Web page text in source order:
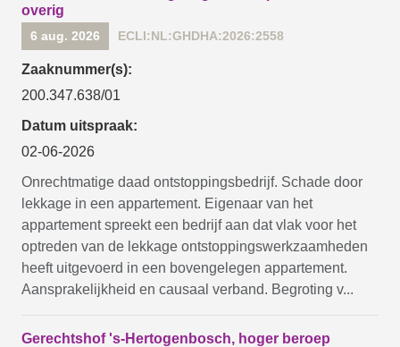
overig
6 aug. 2026 ECLI:NL:GHDHA:2026:2558
Zaaknummer(s):
200.347.638/01
Datum uitspraak:
02-06-2026
Onrechtmatige daad ontstoppingsbedrijf. Schade door
lekkage in een appartement. Eigenaar van het
appartement spreekt een bedrijf aan dat vlak voor het
optreden van de lekkage ontstoppingswerkzaamheden
heeft uitgevoerd in een bovengelegen appartement.
Aansprakelijkheid en causaal verband. Begroting v...
Gerechtshof 's-Hertogenbosch, hoger beroep